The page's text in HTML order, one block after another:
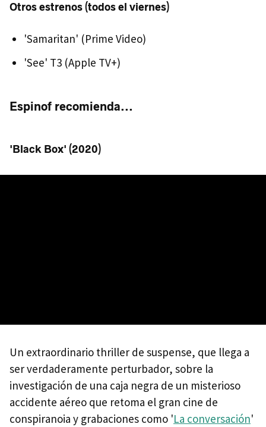
Otros estrenos (todos el viernes)
'Samaritan' (Prime Video)
'See' T3 (Apple TV+)
Espinof recomienda...
'Black Box' (2020)
Un extraordinario thriller de suspense, que llega a
ser verdaderamente perturbador, sobre la
investigación de una caja negra de un misterioso
accidente aéreo que retoma el gran cine de
conspiranoia y grabaciones como 'La conversación'